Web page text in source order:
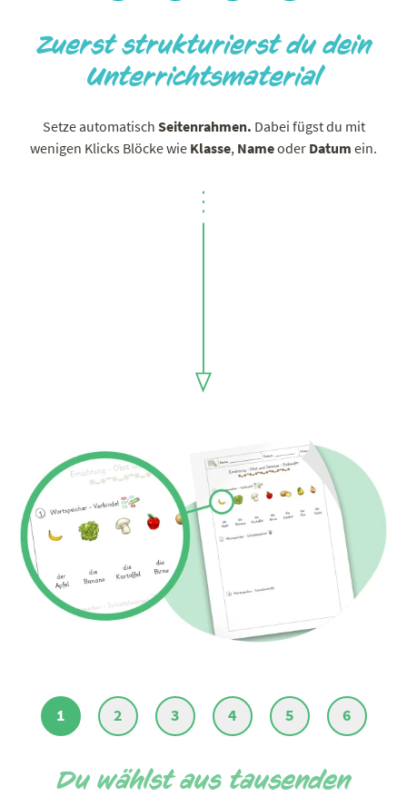
Zuerst strukturierst du dein
Unterrichtsmaterial
Setze automatisch Seitenrahmen. Dabei fügst du mit
wenigen Klicks Blöcke wie Klasse, Nameoder Datum ein.
1 2 3 4 5 6
Du wählst aus tausenden